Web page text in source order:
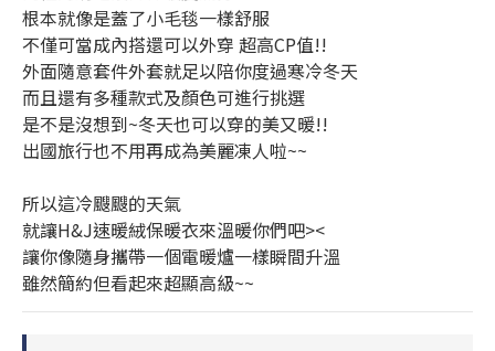
根本就像是蓋了小毛毯一樣舒服
不僅可當成內搭還可以外穿 超高CP值!!
外面隨意套件外套就足以陪你度過寒冷冬天
而且還有多種款式及顏色可進行挑選
是不是沒想到~冬天也可以穿的美又暖!!
出國旅行也不用再成為美麗凍人啦~~
所以這冷颼颼的天氣
就讓H&J速暖絨保暖衣來溫暖你們吧><
讓你像隨身攜帶一個電暖爐一樣瞬間升溫
雖然簡約但看起來超顯高級~~